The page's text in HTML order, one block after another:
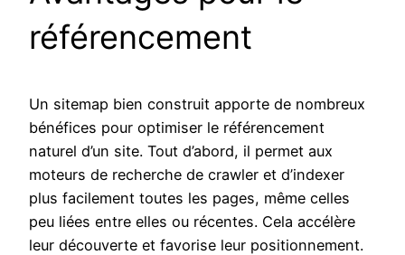
référencement
Un sitemap bien construit apporte de nombreux
bénéfices pour optimiser le référencement
naturel d’un site. Tout d’abord, il permet aux
moteurs de recherche de crawler et d’indexer
plus facilement toutes les pages, même celles
peu liées entre elles ou récentes. Cela accélère
leur découverte et favorise leur positionnement.